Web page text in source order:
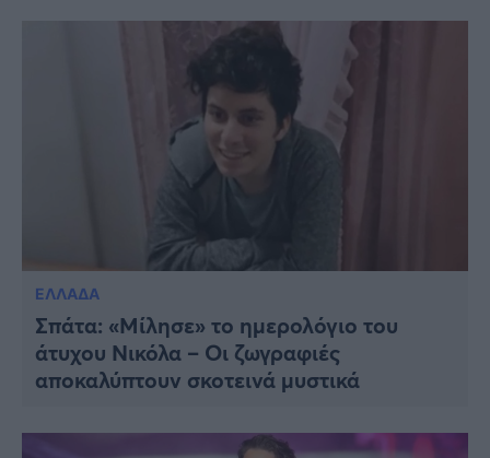
ΕΛΛΑΔΑ
Σπάτα: «Μίλησε» το ημερολόγιο του
άτυχου Νικόλα – Οι ζωγραφιές
αποκαλύπτουν σκοτεινά μυστικά